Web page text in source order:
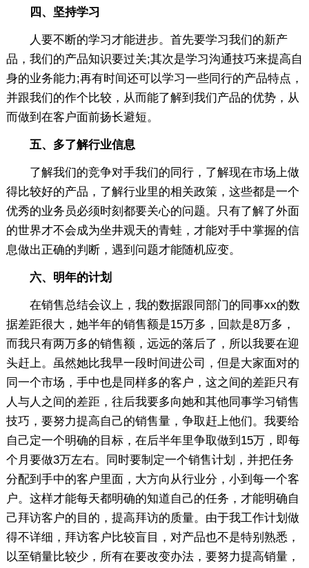
四、坚持学习
人要不断的学习才能进步。首先要学习我们的新产
品，我们的产品知识要过关;其次是学习沟通技巧来提高自
身的业务能力;再有时间还可以学习一些同行的产品特点，
并跟我们的作个比较，从而能了解到我们产品的优势，从
而做到在客户面前扬长避短。
五、多了解行业信息
了解我们的竞争对手我们的同行，了解现在市场上做
得比较好的产品，了解行业里的相关政策，这些都是一个
优秀的业务员必须时刻都要关心的问题。只有了解了外面
的世界才不会成为坐井观天的青蛙，才能对手中掌握的信
息做出正确的判断，遇到问题才能随机应变。
六、明年的计划
在销售总结会议上，我的数据跟同部门的同事xx的数
据差距很大，她半年的销售额是15万多，回款是8万多，
而我只有两万多的销售额，远远的落后了，所以我要在迎
头赶上。虽然她比我早一段时间进公司，但是大家面对的
同一个市场，手中也是同样多的客户，这之间的差距只有
人与人之间的差距，往后我要多向她和其他同事学习销售
技巧，要努力提高自己的销售量，争取赶上他们。我要给
自己定一个明确的目标，在后半年里争取做到15万，即每
个月要做3万左右。同时要制定一个销售计划，并把任务
分配到手中的客户里面，大方向从行业分，小到每一个客
户。这样才能每天都明确的知道自己的任务，才能明确自
己拜访客户的目的，提高拜访的质量。由于我工作计划做
得不详细，拜访客户比较盲目，对产品也不是特别熟悉，
以至销量比较少，所有在要改变办法，要努力提高销量，